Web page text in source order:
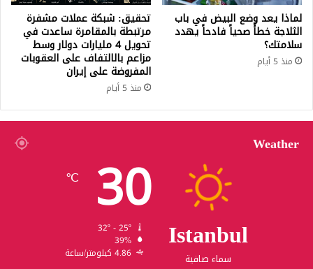
لماذا يعد وضع البيض في باب
الثلاجة خطأً صحياً فادحاً يهدد
سلامتك؟
منذ 5 أيام
تحقيق: شبكة عملات مشفرة
مرتبطة بالمقامرة ساعدت في
تحويل 4 مليارات دولار وسط
مزاعم بالالتفاف على العقوبات
المفروضة على إيران
منذ 5 أيام
Weather
Istanbul
سماء صافية
30
℃
39%
4.86 كيلومتر/ساعة